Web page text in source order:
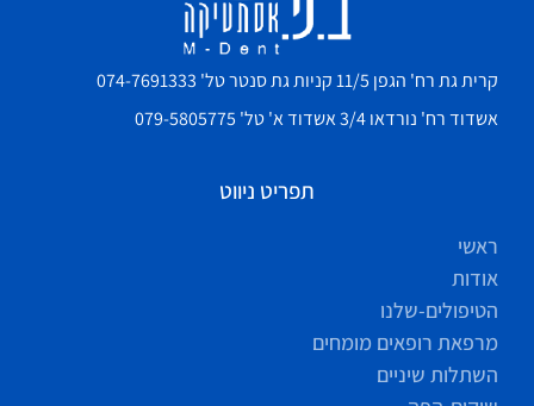
קרית גת רח' הגפן 11/5 קניות גת סנטר טל' 074-7691333
אשדוד רח' נורדאו 3/4 אשדוד א' טל' 079-5805775
תפריט ניווט
ראשי
אודות
הטיפולים-שלנו
מרפאת רופאים מומחים
השתלות שיניים